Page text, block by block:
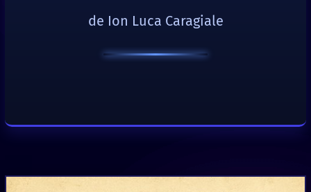
de Ion Luca Caragiale